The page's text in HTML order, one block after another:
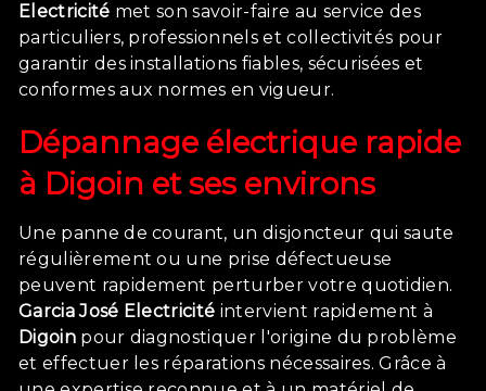
Electricité met son savoir-faire au service des
particuliers, professionnels et collectivités pour
garantir des installations fiables, sécurisées et
conformes aux normes en vigueur.
Dépannage électrique rapide
à Digoin et ses environs
Une panne de courant, un disjoncteur qui saute
régulièrement ou une prise défectueuse
peuvent rapidement perturber votre quotidien.
Garcia José Electricité intervient rapidement à
Digoinpour diagnostiquer l'origine du problème
et effectuer les réparations nécessaires. Grâce à